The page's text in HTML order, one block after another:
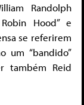
Randolph
Hood” e
se referirem
um “bandido”
também Reid